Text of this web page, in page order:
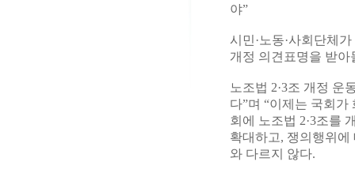
야”
시민·노동·사회단체
개정 의견표명을 받
노조법 2·3조 개정 운
다”며 “이제는 국회
회에 노조법 2·3조를
확대하고, 쟁의행위에
와 다르지 않다.